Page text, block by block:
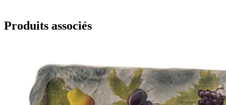
Produits associés